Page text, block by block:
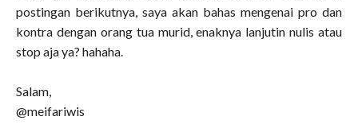
postingan berikutnya, saya akan bahas mengenai pro dan
kontra dengan orang tua murid, enaknya lanjutin nulis atau
stop aja ya? hahaha.
Salam,
@meifariwis